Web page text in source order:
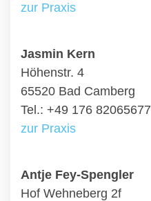
zur Praxis
Jasmin Kern
Höhenstr. 4
65520 Bad Camberg
Tel.: +49 176 82065677
zur Praxis
Antje Fey-Spengler
Hof Wehneberg 2f